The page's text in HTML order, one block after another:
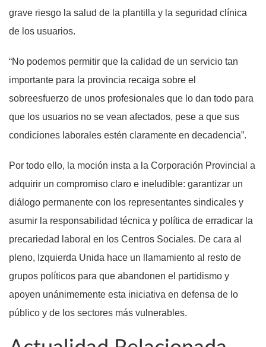
grave riesgo la salud de la plantilla y la seguridad clínica
de los usuarios.
“No podemos permitir que la calidad de un servicio tan
importante para la provincia recaiga sobre el
sobreesfuerzo de unos profesionales que lo dan todo para
que los usuarios no se vean afectados, pese a que sus
condiciones laborales estén claramente en decadencia”.
Por todo ello, la moción insta a la Corporación Provincial a
adquirir un compromiso claro e ineludible: garantizar un
diálogo permanente con los representantes sindicales y
asumir la responsabilidad técnica y política de erradicar la
precariedad laboral en los Centros Sociales. De cara al
pleno, Izquierda Unida hace un llamamiento al resto de
grupos políticos para que abandonen el partidismo y
apoyen unánimemente esta iniciativa en defensa de lo
público y de los sectores más vulnerables.